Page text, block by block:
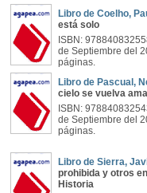
Libro de Coelho,
está solo
ISBN:
de Septiembre del
páginas.
Libro de Pascual,
cielo se vuelva
ISBN:
de Septiembre del
páginas.
Libro de Sierra,
prohibida y otros
Historia